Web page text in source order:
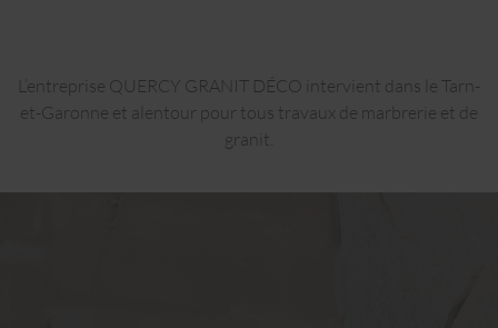
L’entreprise QUERCY GRANIT DÉCO intervient dans le Tarn-
et-Garonne et alentour pour tous travaux de marbrerie et de
granit.